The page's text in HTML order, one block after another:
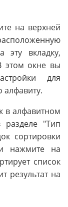
на верхней
эту вкладку,
этом окне вы
для
алфавиту.
в алфавитном
"Тип
сортировки
нажмите на
список
результат на